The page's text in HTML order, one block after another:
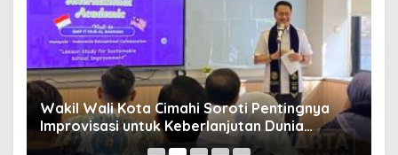
Wakil Wali Kota Cimahi Soroti Pentingnya
Improvisasi untuk Keberlanjutan Dunia
Pendidikan